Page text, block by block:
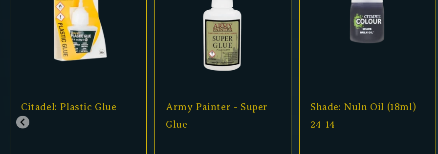
Citadel: Plastic Glue
Army Painter - Super
Glue
Shade: Nuln Oil (18ml)
24-14